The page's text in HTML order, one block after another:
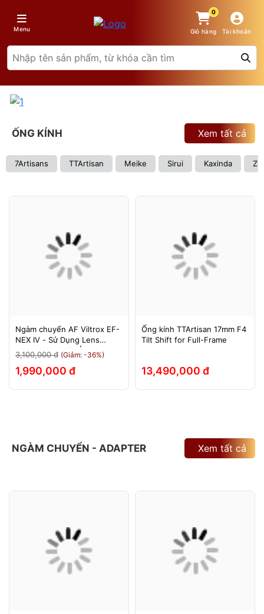
Menu
0
Giỏ hàng Tài khoản
ỐNG KÍNH
7Artisans TTArtisan Meike Sirui Kaxinda
Xem tất cả
Ngàm chuyển AF Viltrox EF-
NEX IV - Sử Dụng Lens
Canon Trên Máy Ảnh Sony
E-Mount - Bảo Hành 12
Tháng.
3,100,000 đ (Giảm: -36%)
1,990,000 đ
Ống kính TTArtisan 17mm F4
Tilt Shift for Full-Frame
13,490,000 đ
NGÀM CHUYỂN - ADAPTER Xem tất cả